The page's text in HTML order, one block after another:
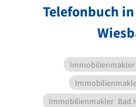
Telefonbuch
Immobilienmakler
Immobilienmakler Bad